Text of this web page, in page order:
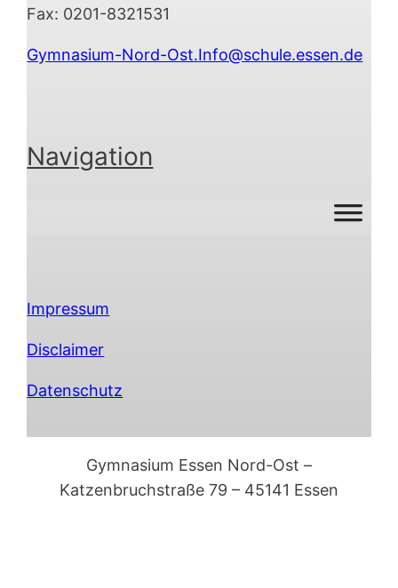
Fax: 0201-8321531
Gymnasium-Nord-Ost.Info@schule.essen.de
Navigation
Impressum
Disclaimer
Datenschutz
Gymnasium Essen Nord-Ost –
Katzenbruchstraße 79 – 45141 Essen